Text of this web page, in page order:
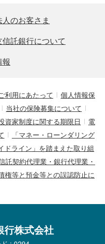
人のお客さま
託銀行について
利用にあたって
個人情報保
当社の保険募集について
資家制度に関する期限日
電
「マネー・ローンダリング
ドライン」を踏まえた取り組
託契約代理業・銀行代理業・
権等と預金等との誤認防止に
行株式会社